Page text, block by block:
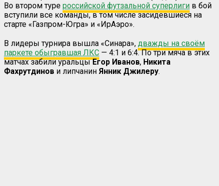
Во втором туре российской футзальной суперлиги в бой
вступили все команды, в том числе засидевшиеся на
старте «Газпром-Югра» и «ИрАэро».
В лидеры турнира вышла «Синара», дважды на своём
паркете обыгравшая ЛКС — 4:1 и 6:4. По три мяча в этих
матчах забили уральцыЕгор Иванов, Никита
Фахрутдинов и липчанин Янник Джилеру.